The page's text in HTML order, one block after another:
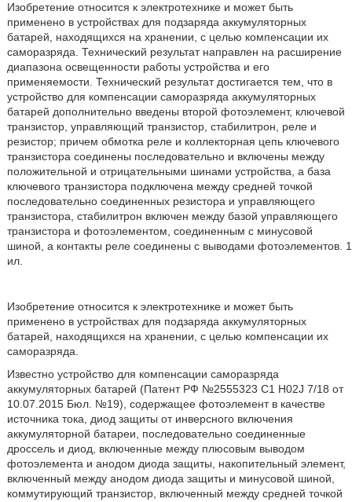
Изобретение относится к электротехнике и может быть
применено в устройствах для подзаряда аккумуляторных
батарей, находящихся на хранении, с целью компенсации их
саморазряда. Технический результат направлен на расширение
диапазона освещенности работы устройства и его
применяемости. Технический результат достигается тем, что в
устройство для компенсации саморазряда аккумуляторных
батарей дополнительно введены второй фотоэлемент, ключевой
транзистор, управляющий транзистор, стабилитрон, реле и
резистор; причем обмотка реле и коллекторная цепь ключевого
транзистора соединены последовательно и включены между
положительной и отрицательными шинами устройства, а база
ключевого транзистора подключена между средней точкой
последовательно соединенных резистора и управляющего
транзистора, стабилитрон включен между базой управляющего
транзистора и фотоэлементом, соединенным с минусовой
шиной, а контакты реле соединены с выводами фотоэлементов. 1
ил.
Изобретение относится к электротехнике и может быть
применено в устройствах для подзаряда аккумуляторных
батарей, находящихся на хранении, с целью компенсации их
саморазряда.
Известно устройство для компенсации саморазряда
аккумуляторных батарей (Патент РФ №2555323 C1 H02J 7/18 от
10.07.2015 Бюл. №19), содержащее фотоэлемент в качестве
источника тока, диод защиты от инверсного включения
аккумуляторной батареи, последовательно соединенные
дроссель и диод, включенные между плюсовым выводом
фотоэлемента и анодом диода защиты, накопительный элемент,
включенный между анодом диода защиты и минусовой шиной,
коммутирующий транзистор, включенный между средней точкой